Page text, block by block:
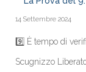
14 Settembre 2024
9️⃣ È tempo di
Scugnizzo